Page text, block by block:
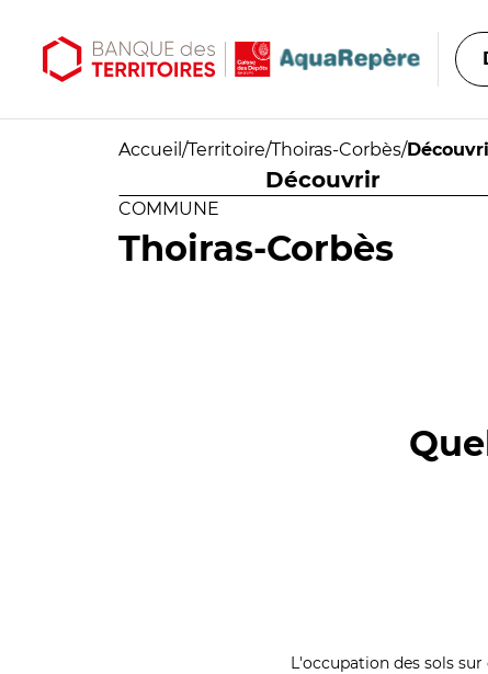
Accueil /Territoire/Thoiras-Corbès/
Découvrir
COMMUNE
Thoiras-Corbès
L'occupation des sols